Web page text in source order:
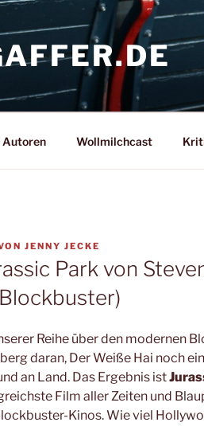
Autoren Wollmilchcast
JENNY JECKE
Park von
Reihe über den modernen
daran, Der Weiße Hai noch
an Land. Das Ergebnis ist
Film aller Zeiten und
Kinos. Wie viel